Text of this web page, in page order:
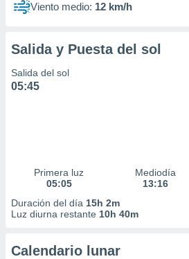
Viento medio: 12 km/h
Salida y Puesta del sol
Salida del sol
05:45
Primera luz
05:05
Mediodía
13:16
Duración del día 15h 2m
Luz diurna restante 10h 40m
Calendario lunar